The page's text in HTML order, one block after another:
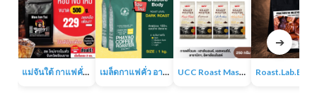
แม่จันใต้ กาแฟคั่ว หอม เข้ม เมล็ดกาแฟคั่ว อาราบิก้า 100% 1KG UCC Roast Master กาแฟคั่วบด 250 ก.
➔